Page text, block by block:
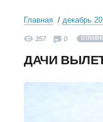
Главная декабрь
357 0 О
ДАЧИ